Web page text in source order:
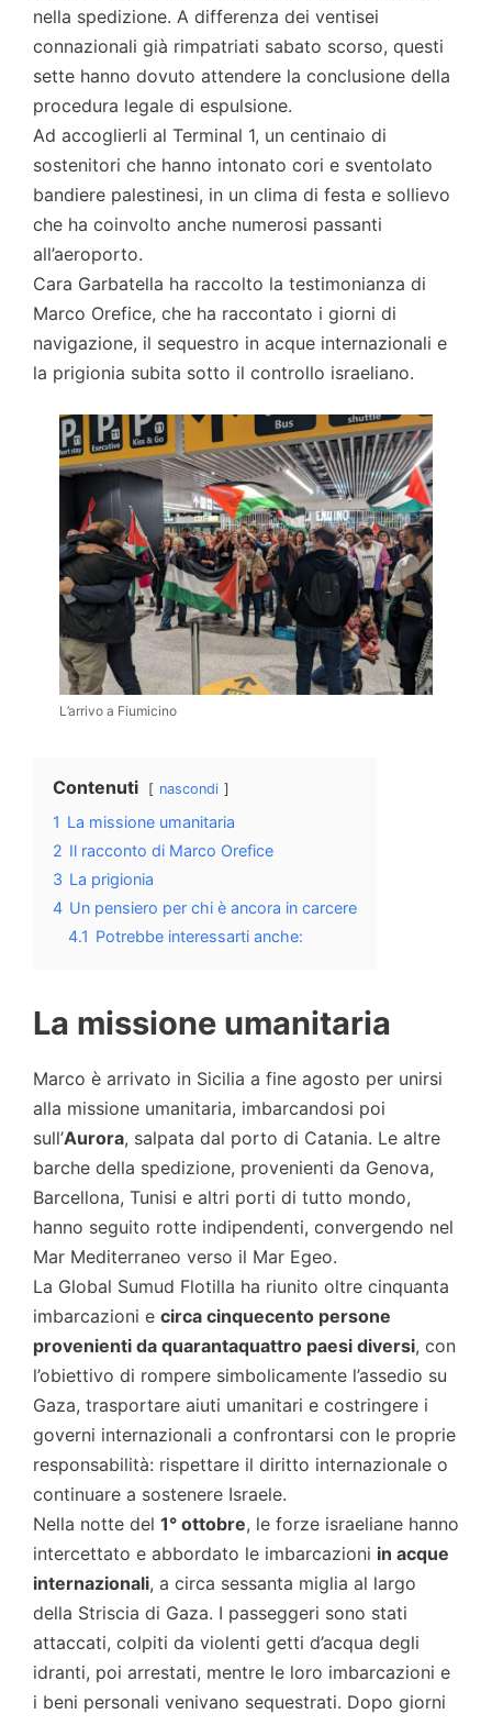
nella spedizione. A differenza dei ventisei
connazionali già rimpatriati sabato scorso, questi
sette hanno dovuto attendere la conclusione della
procedura legale di espulsione.
Ad accoglierli al Terminal 1, un centinaio di
sostenitori che hanno intonato cori e sventolato
bandiere palestinesi, in un clima di festa e sollievo
che ha coinvolto anche numerosi passanti
all’aeroporto.
Cara Garbatella ha raccolto la testimonianza di
Marco Orefice, che ha raccontato i giorni di
navigazione, il sequestro in acque internazionali e
la prigionia subita sotto il controllo israeliano.
L’arrivo a Fiumicino
Contenuti nascondi
1 La missione umanitaria
2 Il racconto di Marco Orefice
3 La prigionia
4 Un pensiero per chi è ancora in carcere
4.1 Potrebbe interessarti anche:
La missione umanitaria
Marco è arrivato in Sicilia a fine agosto per unirsi
alla missione umanitaria, imbarcandosi poi
sull’Aurora, salpata dal porto di Catania. Le altre
barche della spedizione, provenienti da Genova,
Barcellona, Tunisi e altri porti di tutto mondo,
hanno seguito rotte indipendenti, convergendo nel
Mar Mediterraneo verso il Mar Egeo.
La Global Sumud Flotilla ha riunito oltre cinquanta
imbarcazioni e circa cinquecento persone
provenienti da quarantaquattro paesi diversi, con
l’obiettivo di rompere simbolicamente l’assedio su
Gaza, trasportare aiuti umanitari e costringere i
governi internazionali a confrontarsi con le proprie
responsabilità: rispettare il diritto internazionale o
continuare a sostenere Israele.
Nella notte del 1° ottobre, le forze israeliane hanno
intercettato e abbordato le imbarcazioni in acque
internazionali, a circa sessanta miglia al largo
della Striscia di Gaza. I passeggeri sono stati
attaccati, colpiti da violenti getti d’acqua degli
idranti, poi arrestati, mentre le loro imbarcazioni e
i beni personali venivano sequestrati. Dopo giorni